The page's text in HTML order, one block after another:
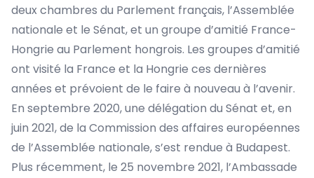
deux chambres du Parlement français, l’Assemblée
nationale et le Sénat, et un groupe d’amitié France-
Hongrie au Parlement hongrois. Les groupes d’amitié
ont visité la France et la Hongrie ces dernières
années et prévoient de le faire à nouveau à l’avenir.
En septembre 2020, une délégation du Sénat et, en
juin 2021, de la Commission des affaires européennes
de l’Assemblée nationale, s’est rendue à Budapest.
Plus récemment, le 25 novembre 2021, l’Ambassade